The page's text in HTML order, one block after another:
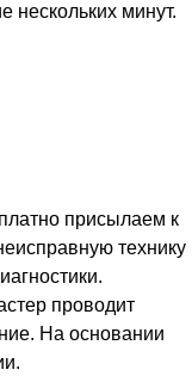
минут.
присылаем к
технику
проводит
На основании